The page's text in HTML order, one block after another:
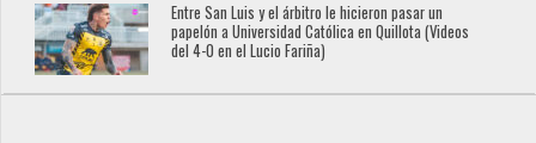
Entre San Luis y el árbitro le hicieron pasar un
papelón a Universidad Católica en Quillota (Videos
del 4-0 en el Lucio Fariña)